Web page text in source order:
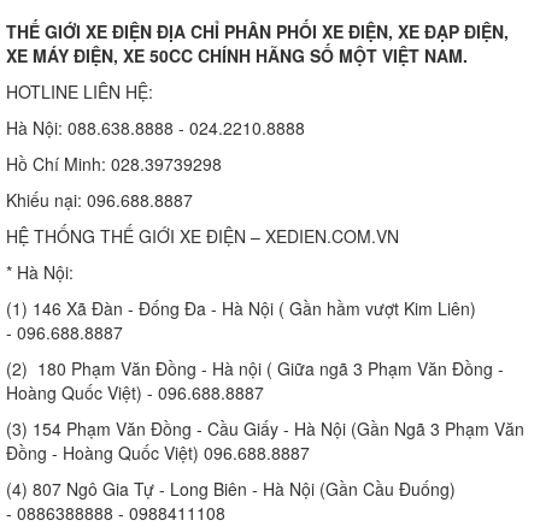
THẾ GIỚI XE ĐIỆN ĐỊA CHỈ PHÂN PHỐI XE ĐIỆN, XE ĐẠP ĐIỆN,
XE MÁY ĐIỆN, XE 50CC CHÍNH HÃNG SỐ MỘT VIỆT NAM.
HOTLINE LIÊN HỆ:
Hà Nội: 088.638.8888 - 024.2210.8888
Hồ Chí Minh: 028.39739298
Khiếu nại: 096.688.8887
HỆ THỐNG THẾ GIỚI XE ĐIỆN – XEDIEN.COM.VN
* Hà Nội:
(1) 146 Xã Đàn - Đống Đa - Hà Nội ( Gần hầm vượt Kim Liên)
- 096.688.8887
(2) 180 Phạm Văn Đồng - Hà nội ( Giữa ngã 3 Phạm Văn Đồng -
Hoàng Quốc Việt) - 096.688.8887
(3) 154 Phạm Văn Đồng - Cầu Giấy - Hà Nội (Gần Ngã 3 Phạm Văn
Đồng - Hoàng Quốc Việt) 096.688.8887
(4) 807 Ngô Gia Tự - Long Biên - Hà Nội (Gần Cầu Đuống)
- 0886388888 - 0988411108